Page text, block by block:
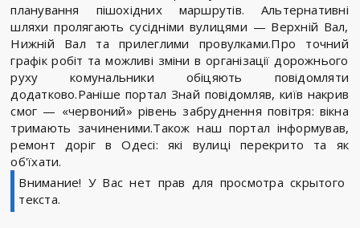
планування пішохідних маршрутів. Альтернативні
шляхи пролягають сусідніми вулицями — Верхній Вал,
Нижній Вал та прилеглими провулками.Про точний
графік робіт та можливі зміни в організації дорожнього
руху комунальники обіцяють повідомляти
додатково.Раніше портал Знай повідомляв, київ накрив
смог — «червоний» рівень забруднення повітря: вікна
тримають зачиненими.Також наш портал інформував,
ремонт доріг в Одесі: які вулиці перекрито та як
об'їхати.
Внимание! У Вас нет прав для просмотра скрытого
текста.